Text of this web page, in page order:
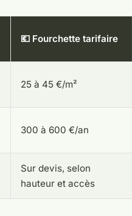
💶 Fourchette tarifaire
25 à 45 €/m²
300 à 600 €/an
Sur devis, selon
hauteur et accès